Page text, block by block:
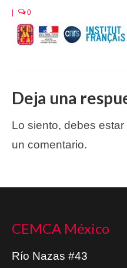
0
Deja una
Lo siento, debes estar
un comentario.
CEMCA México
Río Nazas #43